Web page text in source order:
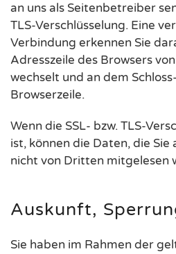
an uns als Seitenbetreiber
TLS-Verschlüsselung. Eine
Verbindung erkennen Sie
Adresszeile des Browsers
wechselt und an dem
Browserzeile.
Wenn die SSL- bzw. TLS-
ist, können die Daten, die
nicht von Dritten mitgelesen
Auskunft,
Sie haben im Rahmen der